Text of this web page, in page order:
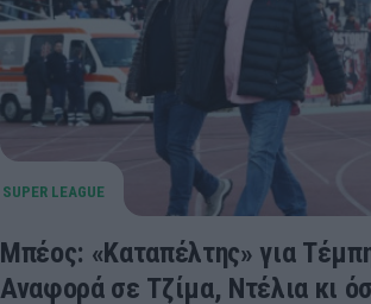
Μπέος: «Καταπέλτης» για
Αναφορά σε Τζίμα, Ντέλια κι